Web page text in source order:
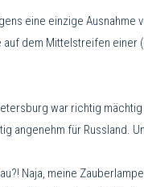
eine einzige Ausnahme
dem Mittelstreifen einer
war richtig
angenehm für Russland.
Naja, meine